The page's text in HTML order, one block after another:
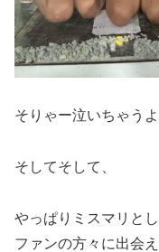
そりゃー泣いちゃう
そしてそして、
やっぱりミスマリと
ファンの方々に出会え